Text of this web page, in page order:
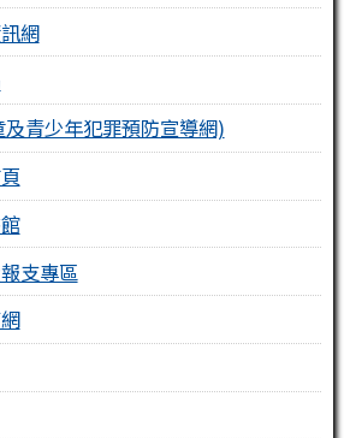
網
青少年犯罪預防宣導網)
支專區